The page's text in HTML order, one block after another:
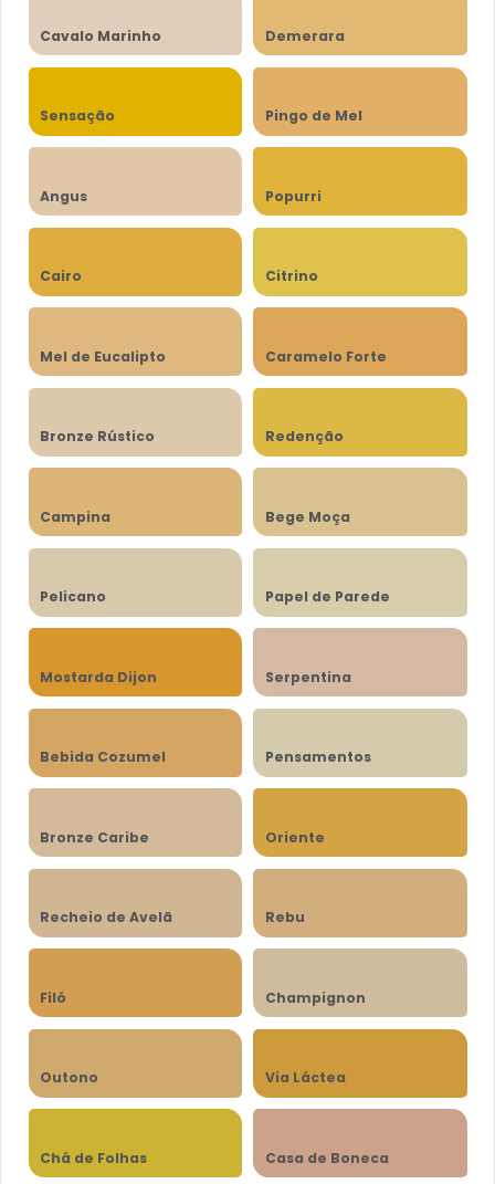
Cavalo Marinho Demerara
Sensação Pingo de Mel
Angus Popurri
Cairo Citrino
Mel de Eucalipto Caramelo Forte
Bronze Rústico Redenção
Campina Bege Moça
Pelicano Papel de Parede
Mostarda Dijon Serpentina
Bebida Cozumel Pensamentos
Bronze Caribe Oriente
Recheio de Avelã Rebu
Filó Champignon
Outono Via Láctea
Chá de Folhas Casa de Boneca